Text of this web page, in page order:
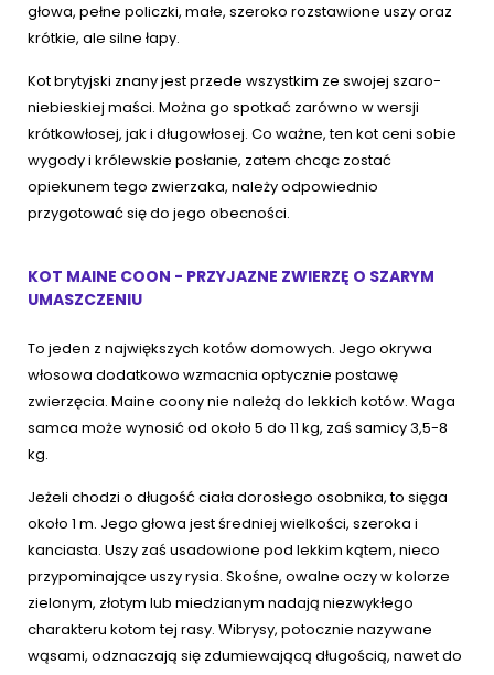
głowa, pełne policzki, małe, szeroko rozstawione uszy oraz
krótkie, ale silne łapy.
Kot brytyjski znany jest przede wszystkim ze swojej szaro-
niebieskiej maści. Można go spotkać zarówno w wersji
krótkowłosej, jak i długowłosej. Co ważne, ten kot ceni sobie
wygody i królewskie posłanie, zatem chcąc zostać
opiekunem tego zwierzaka, należy odpowiednio
przygotować się do jego obecności.
KOT MAINE COON - PRZYJAZNE ZWIERZĘ O SZARYM
UMASZCZENIU
To jeden z największych kotów domowych. Jego okrywa
włosowa dodatkowo wzmacnia optycznie postawę
zwierzęcia. Maine coony nie należą do lekkich kotów. Waga
samca może wynosić od około 5 do 11 kg, zaś samicy 3,5-8
kg.
Jeżeli chodzi o długość ciała dorosłego osobnika, to sięga
około 1 m. Jego głowa jest średniej wielkości, szeroka i
kanciasta. Uszy zaś usadowione pod lekkim kątem, nieco
przypominające uszy rysia. Skośne, owalne oczy w kolorze
zielonym, złotym lub miedzianym nadają niezwykłego
charakteru kotom tej rasy. Wibrysy, potocznie nazywane
wąsami, odznaczają się zdumiewającą długością, nawet do